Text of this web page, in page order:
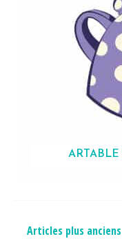
ARTABLE
NAVIGATION
Articles plus anciens